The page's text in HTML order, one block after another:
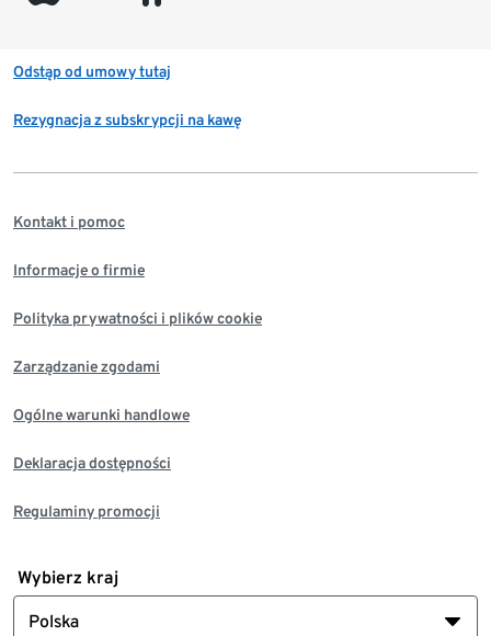
Odstąp od umowy tutaj
Rezygnacja z subskrypcji na kawę
Kontakt i pomoc
Informacje o firmie
Polityka prywatności i plików cookie
Zarządzanie zgodami
Ogólne warunki handlowe
Deklaracja dostępności
Regulaminy promocji
Wybierz kraj
Polska